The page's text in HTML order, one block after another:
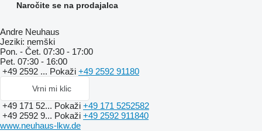
Naročite se na prodajalca
Andre Neuhaus
Jeziki: nemški
Pon. - Čet. 07:30 - 17:00
Pet. 07:30 - 16:00
+49 2592 ... Pokaži +49 2592 91180
Vrni mi klic
+49 171 52... Pokaži +49 171 5252582
+49 2592 9... Pokaži +49 2592 911840
www.neuhaus-lkw.de